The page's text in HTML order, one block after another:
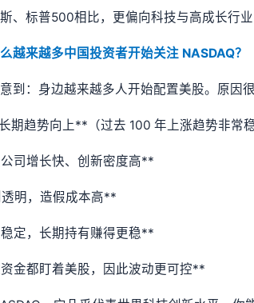
、标普500相比，更偏向科技与高成长行
越来越多中国投资者开始关注 NASDAQ？
到：身边越来越多人开始配置美股。原因很
期趋势向上**（过去 100 年上涨趋势非常稳
司增长快、创新密度高**
明，造假成本高**
定，长期持有赚得更稳**
金都盯着美股，因此波动更可控**